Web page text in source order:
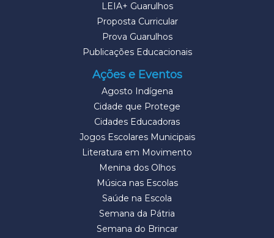
LEIA+ Guarulhos
Proposta Curricular
Prova Guarulhos
Publicações Educacionais
Ações e Eventos
Agosto Indígena
Cidade que Protege
Cidades Educadoras
Jogos Escolares Municipais
Literatura em Movimento
Menina dos Olhos
Música nas Escolas
Saúde na Escola
Semana da Pátria
Semana do Brincar